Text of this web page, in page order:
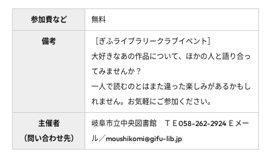
参加費など 無料
備考
［ぎふライブラリークラブイベント］
大好きなあの作品について、ほかの人と語り合っ
てみませんか？
一人で読むのとはまた違った楽しみがあるかもし
れません。お気軽にご参加ください。
主催者
（問い合わせ先）
岐阜市立中央図書館 ＴＥ058-262-2924 Ｅメー
ル／moushikomi@gifu-lib.jp